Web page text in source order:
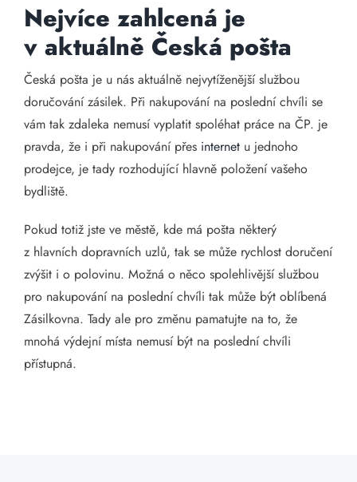
Nejvíce zahlcená je
v aktuálně Česká pošta
Česká pošta je u nás aktuálně nejvytíženější službou
doručování zásilek. Při nakupování na poslední chvíli se
vám tak zdaleka nemusí vyplatit spoléhat práce na ČP. je
pravda, že i při nakupování přes internet u jednoho
prodejce, je tady rozhodující hlavně položení vašeho
bydliště.
Pokud totiž jste ve městě, kde má pošta některý
z hlavních dopravních uzlů, tak se může rychlost doručení
zvýšit i o polovinu. Možná o něco spolehlivější službou
pro nakupování na poslední chvíli tak může být oblíbená
Zásilkovna. Tady ale pro změnu pamatujte na to, že
mnohá výdejní místa nemusí být na poslední chvíli
přístupná.